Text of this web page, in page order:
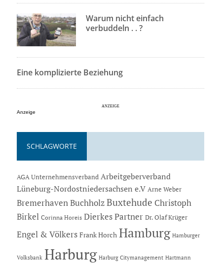
Warum nicht einfach
verbuddeln . . ?
Eine komplizierte Beziehung
Anzeige
SCHLAGWORTE
AGA Unternehmensverband Arbeitgeberverband
Lüneburg-Nordostniedersachsen e.V Arne Weber
Bremerhaven Buchholz Buxtehude Christoph
Birkel Corinna Horeis Dierkes Partner Dr. Olaf Krüger
Engel & Völkers Frank Horch Hamburg Hamburger
Volksbank Harburg Harburg Citymanagement Hartmann